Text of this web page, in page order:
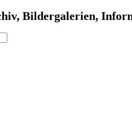
Bildergalerien,